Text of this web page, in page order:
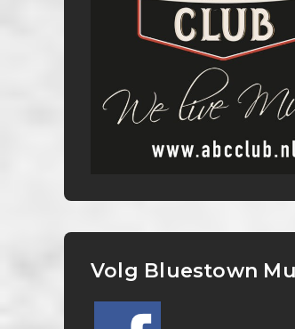
Volg Bluestown